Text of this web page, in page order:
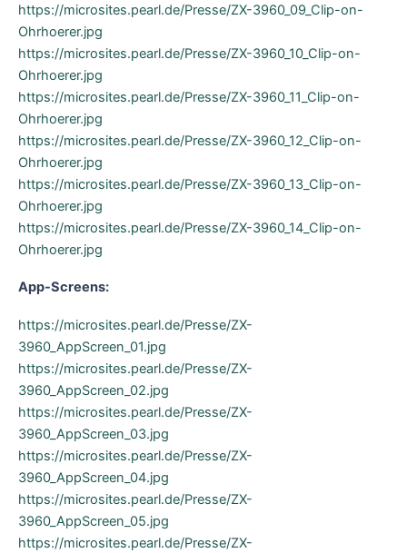
https://microsites.pearl.de/Presse/ZX-3960_09_Clip-on-
Ohrhoerer.jpg
https://microsites.pearl.de/Presse/ZX-3960_10_Clip-on-
Ohrhoerer.jpg
https://microsites.pearl.de/Presse/ZX-3960_11_Clip-on-
Ohrhoerer.jpg
https://microsites.pearl.de/Presse/ZX-3960_12_Clip-on-
Ohrhoerer.jpg
https://microsites.pearl.de/Presse/ZX-3960_13_Clip-on-
Ohrhoerer.jpg
https://microsites.pearl.de/Presse/ZX-3960_14_Clip-on-
Ohrhoerer.jpg
App-Screens:
https://microsites.pearl.de/Presse/ZX-
3960_AppScreen_01.jpg
https://microsites.pearl.de/Presse/ZX-
3960_AppScreen_02.jpg
https://microsites.pearl.de/Presse/ZX-
3960_AppScreen_03.jpg
https://microsites.pearl.de/Presse/ZX-
3960_AppScreen_04.jpg
https://microsites.pearl.de/Presse/ZX-
3960_AppScreen_05.jpg
https://microsites.pearl.de/Presse/ZX-